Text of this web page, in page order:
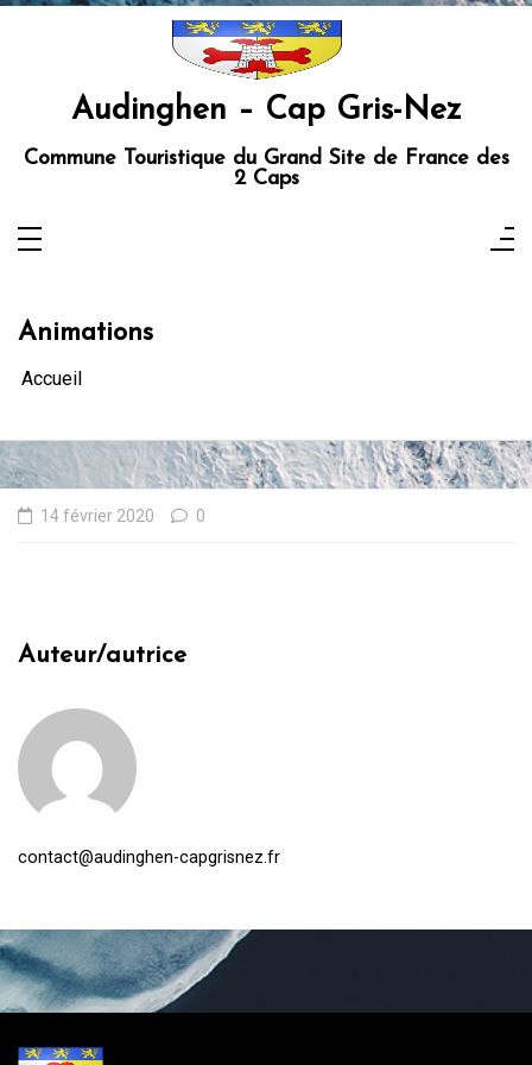
Aller
Audinghen – Cap Gris-Nez
Commune Touristique du Grand Site de France des
2 Caps
Animations
Accueil
14 février 2020 0
Auteur/autrice
contact@audinghen-capgrisnez.fr